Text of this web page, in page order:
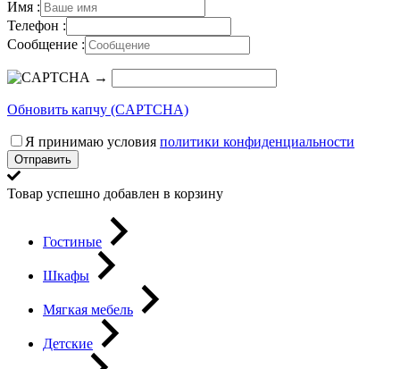
Имя :
Телефон :
Сообщение :
→
Обновить капчу (CAPTCHA)
Я принимаю условия политики конфиденциальности
Отправить
Товар успешно добавлен в корзину
Гостиные
Шкафы
Мягкая мебель
Детские